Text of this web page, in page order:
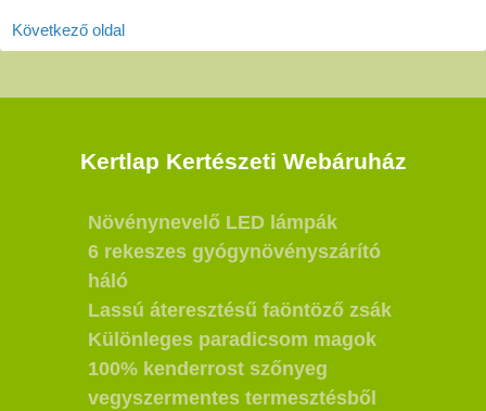
Következő oldal
Kertlap Kertészeti Webáruház
Növénynevelő LED lámpák
6 rekeszes gyógynövényszárító
háló
Lassú áteresztésű faöntöző zsák
Különleges paradicsom magok
100% kenderrost szőnyeg
vegyszermentes termesztésből